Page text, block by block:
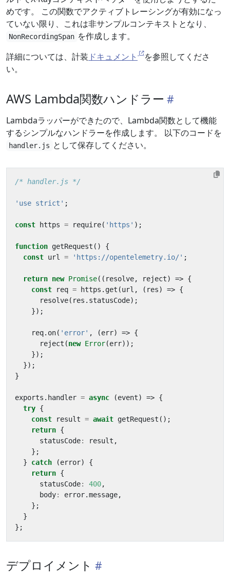
めです。 この関数でアクティブトレーシングが有効になっ
ていない限り、これは非サンプルコンテキストとなり、
NonRecordingSpan を作成します。
詳細については、計装 ドキュメント
を参照してくださ
い。
AWS Lambda関数ハンドラー
Lambdaラッパーができたので、Lambda関数として機能
するシンプルなハンドラーを作成します。 以下のコードを
handler.js として保存してください。
/* handler.js */
'use strict' ;
const https = require( 'https' );
function getRequest ()
{
const url = 'https://opentelemetry.io/' ;
return new Promise(( resolve, reject) => {
const
req = https . get (url , ( res) => {
resolve( res . statusCode);
});
req. on( 'error' , (err) => {
reject (new Error(err));
});
});
}
exports . handler = async (event) => {
try {
const
result = await getRequest ();
return {
statusCode: result ,
};
}
catch (error)
{
return {
statusCode: 400,
body: error.message,
};
}
};
デプロイメント